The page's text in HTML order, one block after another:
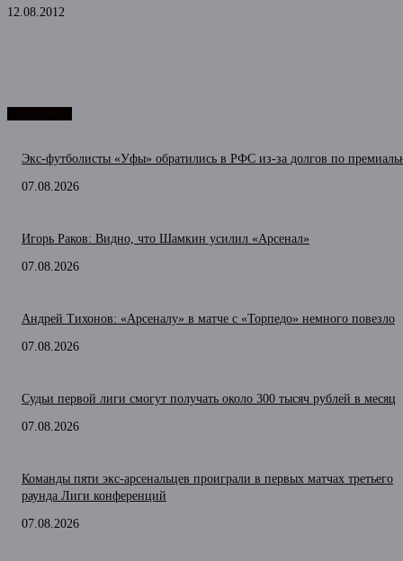
12.08.2012
Экс-футболисты «Уфы» обратились в РФС из-за долгов по
07.08.2026
Игорь Раков: Видно, что Шамкин усилил «Арсенал»
07.08.2026
Андрей Тихонов: «Арсеналу» в матче с «Торпедо» немного повезло
07.08.2026
Судьи первой лиги смогут получать около 300 тысяч рублей в месяц
07.08.2026
Команды пяти экс-арсенальцев проиграли в первых матчах третьего
раунда Лиги конференций
07.08.2026